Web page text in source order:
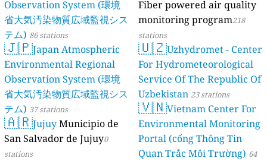
Observation System (環境
省大気汚染物質広域監視シス
テム) 86 stations
🇯🇵Japan Atmospheric
Environmental Regional
Observation System (環境
省大気汚染物質広域監視シス
テム) 37 stations
🇦🇷Jujuy Municipio de
San Salvador de Jujuy0
stations
Fiber powered air quality
monitoring program218
stations
🇺🇿Uzhydromet - Center
For Hydrometeorological
Service Of The Republic Of
Uzbekistan 23 stations
🇻🇳Vietnam Center For
Environmental Monitoring
Portal (cổng Thông Tin
Quan Trắc Môi Trường) 64